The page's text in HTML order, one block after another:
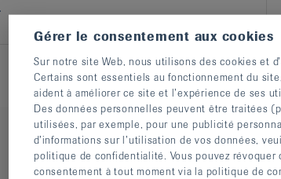
Gérer le consentement aux cookies
Sur notre site Web, nous utilisons des cookies et
Certains sont essentiels au fonctionnement du
aident à améliorer ce site et l’expérience de ses
Des données personnelles peuvent être traitées
utilisées, par exemple, pour une publicité
d’informations sur l’utilisation de vos données,
politique de confidentialité. Vous pouvez révoquer
consentement à tout moment via la politique de